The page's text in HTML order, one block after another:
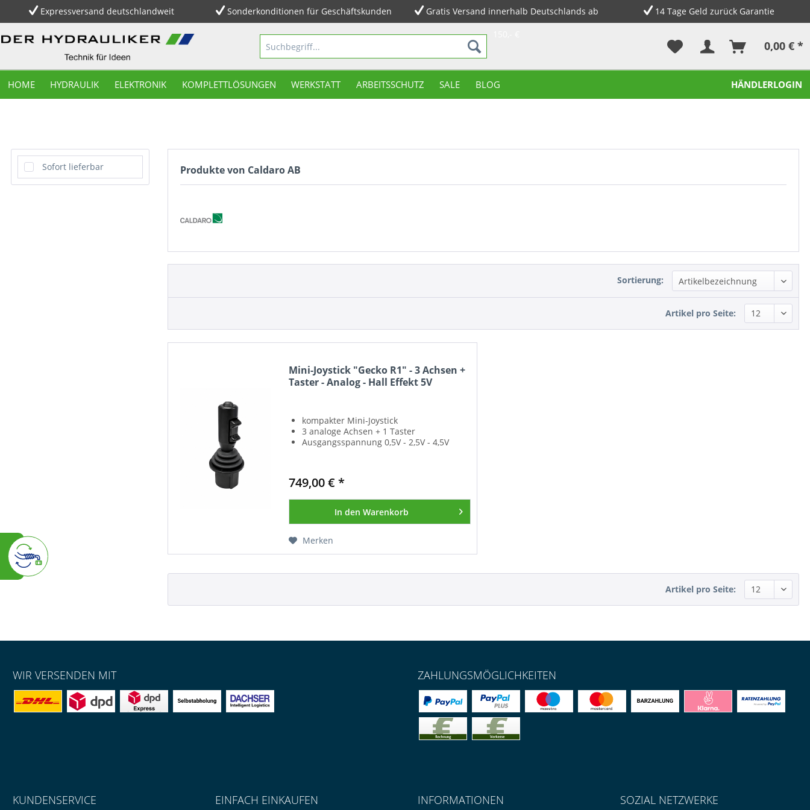
Expressversand deutschlandweit Sonderkonditionen für Geschäftskunden
Gratis Versand innerhalb Deutschlands ab
14 Tage Geld zurück Garantie
0,00 € *
HOME HYDRAULIK ELEKTRONIK KOMPLETTLÖSUNGEN WERKSTATT ARBEITSSCHUTZ SALE BLOG HÄNDLERLOGIN
Sofort lieferbar Produkte von Caldaro AB
Sortierung:
Artikel pro Seite:
Mini-Joystick "Gecko R1" - 3 Achsen +
Taster - Analog - Hall Effekt 5V
kompakter Mini-Joystick
3 analoge Achsen + 1 Taster
Ausgangsspannung 0,5V - 2,5V - 4,5V
749,00 € *
In den Warenkorb
Merken
Artikel pro Seite:
WIR VERSENDEN MIT ZAHLUNGSMÖGLICHKEITEN
KUNDENSERVICE EINFACH EINKAUFEN INFORMATIONEN SOZIAL NETZWERKE